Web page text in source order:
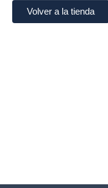
Volver a la tienda